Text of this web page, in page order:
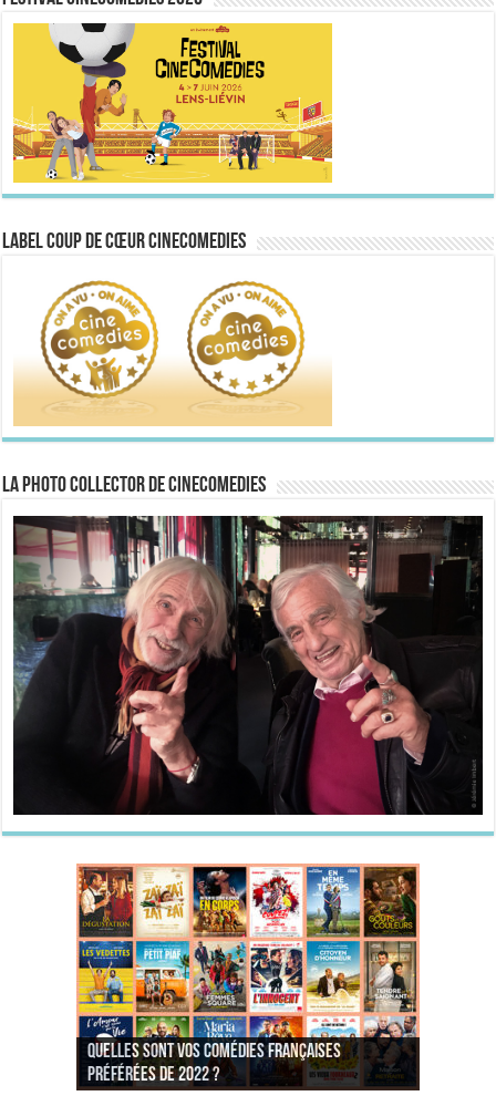
Label Coup de Cœur CineComedies
La Photo collector de CineComedies
Quelles sont vos comédies françaises
préférées de 2022 ?
Quel est votre personnage préféré du Père
Noël est une ordure ?
Quelles sont vos comédies françaises
préférées de 2021 ?
Quel est votre « Gendarme » préféré ?
Quels sont vos 3 comédies de Jean-Marie Poiré
préférées ?
Quel est votre « Tati » préféré ?
Quel est votre « bronzé » préféré ?